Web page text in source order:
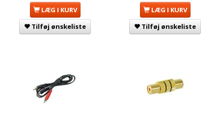
LÆG I KURV
Tilføj ønskeliste
LÆG I KURV
Tilføj ønskeliste